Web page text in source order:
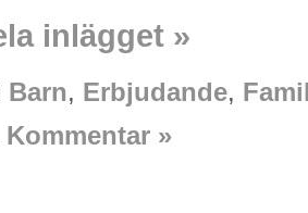
inlägget »
Barn, Erbjudande,
Kommentar »